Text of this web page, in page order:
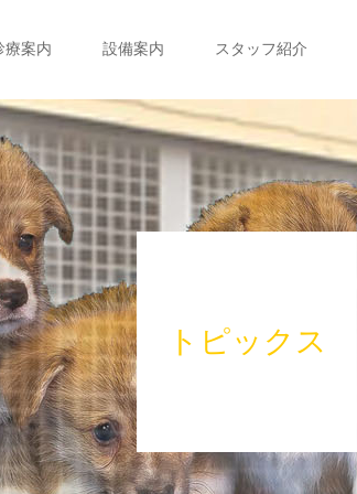
療案内 設備案内 スタッフ紹介
トピックス